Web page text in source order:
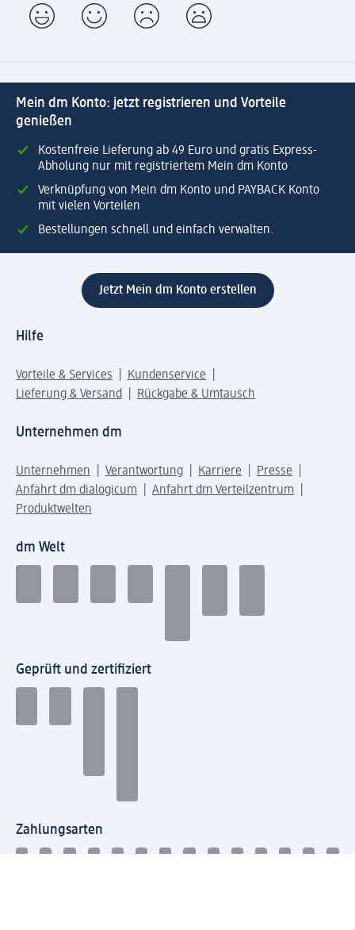
Mein dm Konto: jetzt registrieren und Vorteile
genießen
Kostenfreie Lieferung ab 49 Euro und gratis Express-
Abholung nur mit registriertem Mein dm Konto
Verknüpfung von Mein dm Konto und PAYBACK Konto
mit vielen Vorteilen
Bestellungen schnell und einfach verwalten.
Jetzt Mein dm Konto erstellen
Hilfe
Vorteile & Services
Kundenservice
Lieferung & Versand
Rückgabe & Umtausch
Unternehmen dm
Unternehmen Verantwortung Karriere
Presse
Anfahrt dm dialogicum
Anfahrt dm Verteilzentrum
Produktwelten
dm Welt
Geprüft und zertifiziert
Zahlungsarten